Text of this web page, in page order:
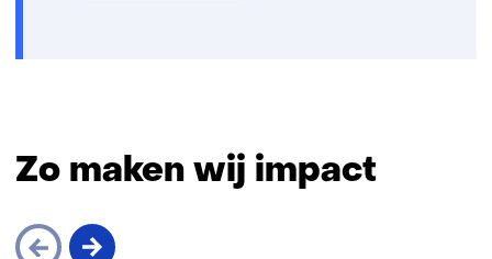
Zo maken wij impact